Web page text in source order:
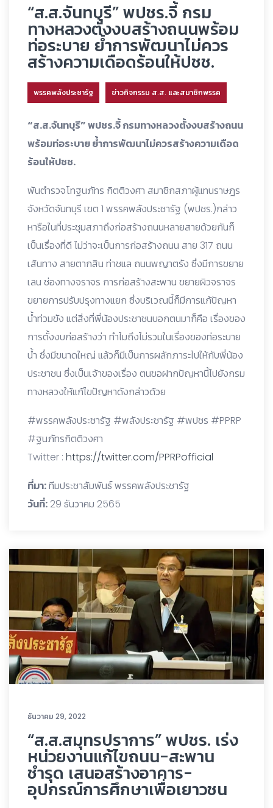
“ส.ส.จันทบุรี” พปชร.จี้ กรม
ทางหลวงตั้งงบสร้างถนนพร้อม
ท่อระบาย ย้ำการพัฒนาไม่ควร
สร้างความเดือดร้อนให้ปชช.
พรรคพลังประชารัฐ ข่าวกิจกรรม ส.ส. และสมาชิกพรรค
“ส.ส.จันทบุรี” พปชร.จี้ กรมทางหลวงตั้งงบสร้างถนน
พร้อมท่อระบาย ย้ำการพัฒนาไม่ควรสร้างความเดือด
ร้อนให้ปชช.
พันตำรวจโทฐนภัทร กิตติวงศา สมาชิกสภาผู้แทนราษฎร
จังหวัดจันทบุรี เขต 1 พรรคพลังประชารัฐ (พปชร.)กล่าว
หารือในที่ประชุมสภาถึงก่อสร้างถนนหลายสายด้วยกันก็
เป็นเรื่องที่ดี ไม่ว่าจะเป็นการก่อสร้างถนน สาย 317 ถนน
เส้นทาง สายตากสิน ท่าชแล ถนนพญาตรัง ซึ่งมีการขยาย
เลน ช่องทางจราจร การก่อสร้างสะพาน ขยายผิวจราจร
ขยายการปรับปรุงทางแยก ซึ่งบริเวณนี้ก็มีการแก้ปัญหา
น้ำท่วมขัง แต่สิ่งที่พี่น้องประชาชนบอกตนมาก็คือ เรื่องของ
การตั้งงบก่อสร้างว่า ทำไมถึงไม่รวมในเรื่องของท่อระบาย
น้ำ ซึ่งมีขนาดใหญ่ แล้วก็มีเป็นการผลักภาระไปให้กับพี่น้อง
ประชาชน ซึ่งเป็นเจ้าของเรื่อง ตนขอฝากปัญหานี้ไปยังกรม
ทางหลวงให้แก้ไขปัญหาดังกล่าวด้วย
#พรรคพลังประชารัฐ #พลังประชารัฐ #พปชร #PPRP
#ฐนภัทรกิตติวงศา
Twitter : https://twitter.com/PPRPofficial
ที่มา:ทีมประชาสัมพันธ์ พรรคพลังประชารัฐ
วันที่: 29 ธันวาคม 2565
ธันวาคม 29, 2022
“ส.ส.สมุทรปราการ” พปชร. เร่ง
หน่วยงานแก้ไขถนน-สะพาน
ชำรุด เสนอสร้างอาคาร-
อุปกรณ์การศึกษาเพื่อเยาวชน